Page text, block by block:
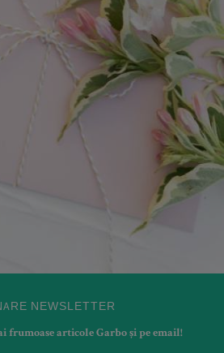
NEWSLETTER
frumoase articole Garbo și pe email!